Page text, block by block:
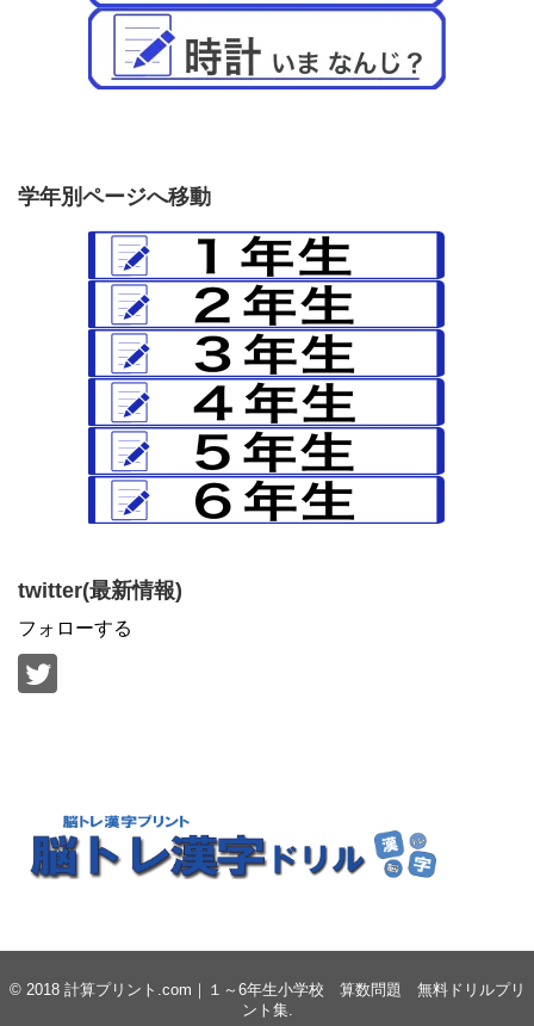
学年別ページへ移動
twitter(最新情報)
フォローする
© 2018 計算プリント.com｜１～6年生小学校 算数問題 無料ドリルプリ
ント集.